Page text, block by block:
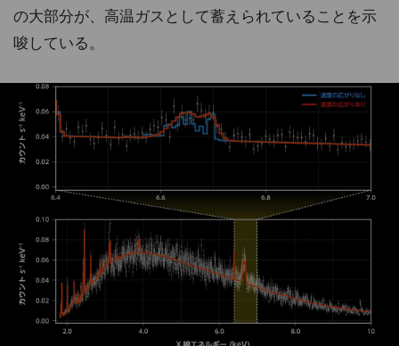
の大部分が、高温ガスとして蓄えられていることを示
唆している。